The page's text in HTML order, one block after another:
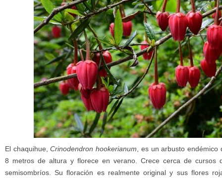
El chaquihue,Crinodendron hookerianum , es un arbusto
8 metros de altura y florece en verano. Crece cerca de cursos
semisombríos. Su floración es realmente original y sus flores